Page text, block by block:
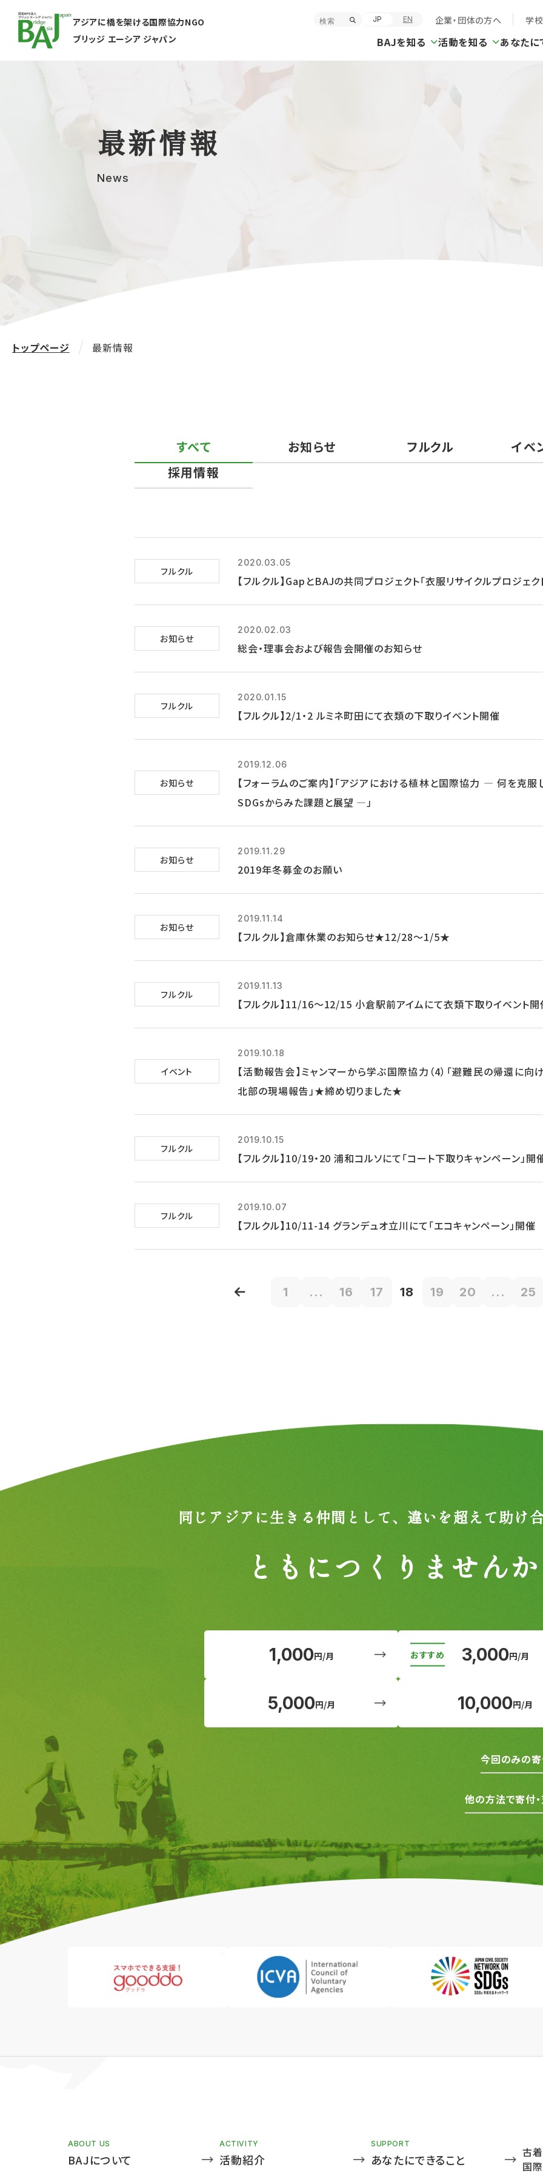
アジアに橋を架ける国際協力NGO
ブリッジ エーシア ジャパン
JP EN 企業・団体の方へ 学
BAJを知る 活動を知る あなたに
最新情報
News
トップページ 最新情報
すべて お知らせ フルクル
イベ
採用情報
フルクル
2020.03.05
【フルクル】GapとBAJの共同プロジェクト「衣服リサイクルプロジェ
お知らせ
2020.02.03
総会・理事会および報告会開催のお知らせ
フルクル
2020.01.15
【フルクル】2/1・2 ルミネ町田にて衣類の下取りイベント開催
お知らせ
2019.12.06
【フォーラムのご案内】「アジアにおける植林と国際協力 ― 何を克服
SDGsからみた課題と展望 ―」
お知らせ
2019.11.29
2019年冬募金のお願い
お知らせ
2019.11.14
【フルクル】倉庫休業のお知らせ★12/28～1/5★
フルクル
2019.11.13
【フルクル】11/16～12/15 小倉駅前アイムにて衣類下取りイベント開
イベント
2019.10.18
【活動報告会】ミャンマーから学ぶ国際協力（4）「避難民の帰還に
北部の現場報告」★締め切りました★
フルクル
2019.10.15
【フルクル】10/19・20 浦和コルソにて「コート下取りキャンペーン」開
フルクル
2019.10.07
【フルクル】10/11-14 グランデュオ立川にて「エコキャンペーン」開催
1 ... 16 17 18 19 20 ... 25
同じアジアに生きる仲間として、 違いを超えて助け
ともにつくりません
1,000円/月 3,000円/月
5,000円/月 10,000円/月
今回のみの
他の方法で寄付
ABOUT US
BAJについて
ACTIVITY
活動紹介
SUPPORT
あなたにできること
古
国